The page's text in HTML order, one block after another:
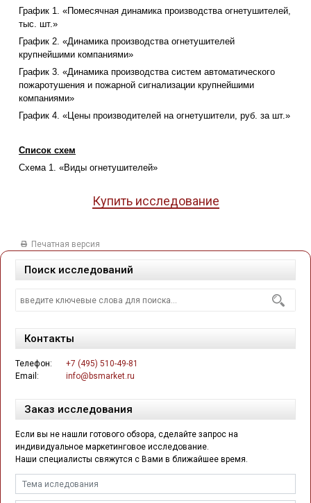
График 1. «Помесячная динамика производства огнетушителей,
тыс. шт.»
График 2. «Динамика производства огнетушителей
крупнейшими компаниями»
График 3. «Динамика производства систем автоматического
пожаротушения и пожарной сигнализации крупнейшими
компаниями»
График 4. «Цены производителей на огнетушители, руб. за шт.»
Список схем
Схема 1. «Виды огнетушителей»
Купить исследование
Печатная версия
Поиск исследований
Контакты
Телефон:
+7 (495) 510-49-81
Email:
info@bsmarket.ru
Заказ исследования
Если вы не нашли готового обзора, сделайте запрос на
индивидуальное маркетинговое исследование.
Наши специалисты свяжутся с Вами в ближайшее время.